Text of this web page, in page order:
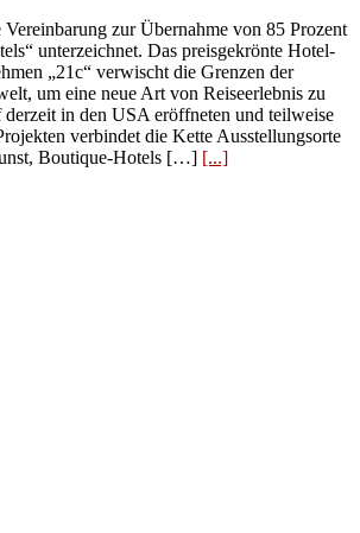
zur Übernahme von 85 Prozent
unterzeichnet. Das preisgekrönte Hotel-
„21c“ verwischt die Grenzen der
um eine neue Art von Reiseerlebnis zu
derzeit in den USA eröffneten und teilweise
verbindet die Kette Ausstellungsorte
Boutique-Hotels […] [...]